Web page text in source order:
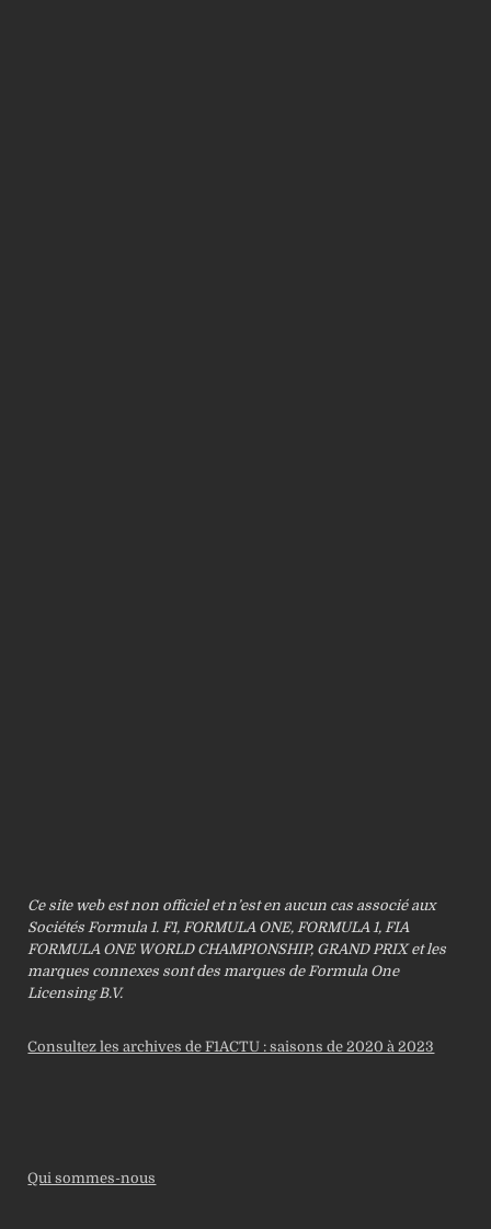
Ce site web est non officiel et n’est en aucun cas associé aux
Sociétés Formula 1. F1, FORMULA ONE, FORMULA 1, FIA
FORMULA ONE WORLD CHAMPIONSHIP, GRAND PRIX et les
marques connexes sont des marques de Formula One
Licensing B.V.
Consultez les archives de F1ACTU : saisons de 2020 à 2023
Qui sommes-nous